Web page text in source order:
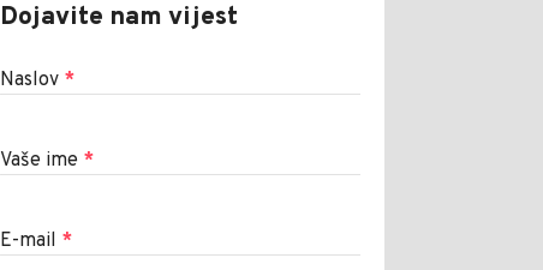
Dojavite nam vijest
Naslov *
Vaše ime *
E-mail *